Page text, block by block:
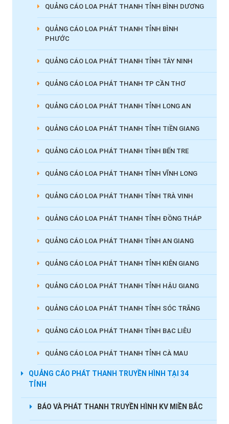
QUẢNG CÁO LOA PHÁT THANH TỈNH BÌNH DƯƠNG
QUẢNG CÁO LOA PHÁT THANH TỈNH BÌNH
PHƯỚC
QUẢNG CÁO LOA PHÁT THANH TỈNH TÂY NINH
QUẢNG CÁO LOA PHÁT THANH TP CẦN THƠ
QUẢNG CÁO LOA PHÁT THANH TỈNH LONG AN
QUẢNG CÁO LOA PHÁT THANH TỈNH TIỀN GIANG
QUẢNG CÁO LOA PHÁT THANH TỈNH BẾN TRE
QUẢNG CÁO LOA PHÁT THANH TỈNH VĨNH LONG
QUẢNG CÁO LOA PHÁT THANH TỈNH TRÀ VINH
QUẢNG CÁO LOA PHÁT THANH TỈNH ĐỒNG THÁP
QUẢNG CÁO LOA PHÁT THANH TỈNH AN GIANG
QUẢNG CÁO LOA PHÁT THANH TỈNH KIÊN GIANG
QUẢNG CÁO LOA PHÁT THANH TỈNH HẬU GIANG
QUẢNG CÁO LOA PHÁT THANH TỈNH SÓC TRĂNG
QUẢNG CÁO LOA PHÁT THANH TỈNH BẠC LIÊU
QUẢNG CÁO LOA PHÁT THANH TỈNH CÀ MAU
QUẢNG CÁO PHÁT THANH TRUYỀN HÌNH TẠI 34
TỈNH
BÁO VÀ PHÁT THANH TRUYỀN HÌNH KV MIỀN BẮC